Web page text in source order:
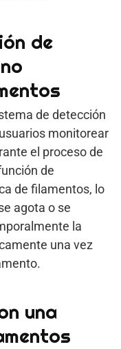
de
de detección
monitorear
el proceso de
de
de filamentos, lo
agota o se
la
una vez
una